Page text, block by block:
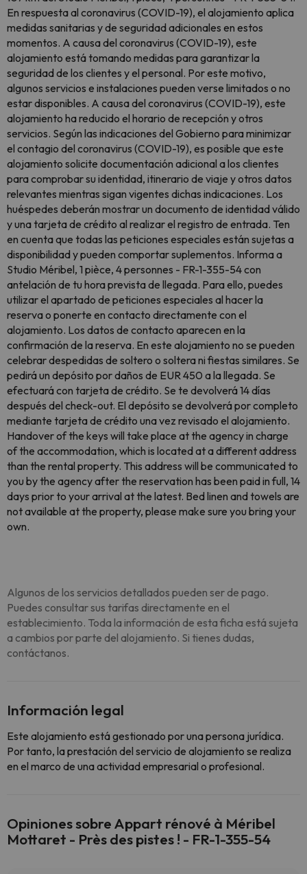
En respuesta al coronavirus (COVID-19), el alojamiento aplica
medidas sanitarias y de seguridad adicionales en estos
momentos. A causa del coronavirus (COVID-19), este
alojamiento está tomando medidas para garantizar la
seguridad de los clientes y el personal. Por este motivo,
algunos servicios e instalaciones pueden verse limitados o no
estar disponibles. A causa del coronavirus (COVID-19), este
alojamiento ha reducido el horario de recepción y otros
servicios. Según las indicaciones del Gobierno para minimizar
el contagio del coronavirus (COVID-19), es posible que este
alojamiento solicite documentación adicional a los clientes
para comprobar su identidad, itinerario de viaje y otros datos
relevantes mientras sigan vigentes dichas indicaciones. Los
huéspedes deberán mostrar un documento de identidad válido
y una tarjeta de crédito al realizar el registro de entrada. Ten
en cuenta que todas las peticiones especiales están sujetas a
disponibilidad y pueden comportar suplementos. Informa a
Studio Méribel, 1 pièce, 4 personnes - FR-1-355-54 con
antelación de tu hora prevista de llegada. Para ello, puedes
utilizar el apartado de peticiones especiales al hacer la
reserva o ponerte en contacto directamente con el
alojamiento. Los datos de contacto aparecen en la
confirmación de la reserva. En este alojamiento no se pueden
celebrar despedidas de soltero o soltera ni fiestas similares. Se
pedirá un depósito por daños de EUR 450 a la llegada. Se
efectuará con tarjeta de crédito. Se te devolverá 14 días
después del check-out. El depósito se devolverá por completo
mediante tarjeta de crédito una vez revisado el alojamiento.
Handover of the keys will take place at the agency in charge
of the accommodation, which is located at a different address
than the rental property. This address will be communicated to
you by the agency after the reservation has been paid in full, 14
days prior to your arrival at the latest. Bed linen and towels are
not available at the property, please make sure you bring your
own.
Algunos de los servicios detallados pueden ser de pago.
Puedes consultar sus tarifas directamente en el
establecimiento. Toda la información de esta ficha está sujeta
a cambios por parte del alojamiento. Si tienes dudas,
contáctanos.
Información legal
Este alojamiento está gestionado por una persona jurídica.
Por tanto, la prestación del servicio de alojamiento se realiza
en el marco de una actividad empresarial o profesional.
Opiniones sobre Appart rénové à Méribel
Mottaret - Près des pistes ! - FR-1-355-54